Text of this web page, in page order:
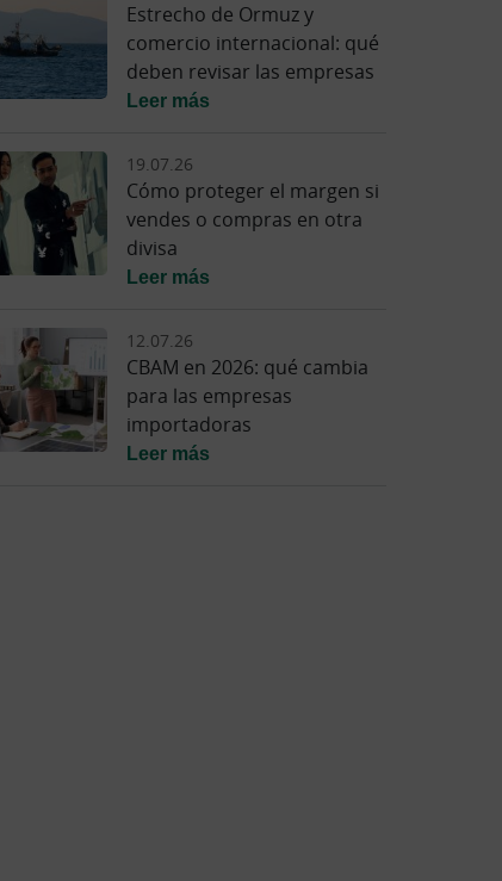
Estrecho de Ormuz y
comercio internacional: qué
deben revisar las empresas
Leer más
19.07.26
Cómo proteger el margen si
vendes o compras en otra
divisa
Leer más
12.07.26
CBAM en 2026: qué cambia
para las empresas
importadoras
Leer más